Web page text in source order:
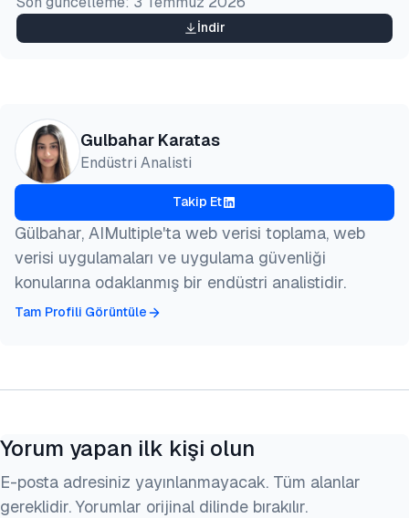
howpublished    = {\url{https://aimultiple.com/
note   = {AIMultiple. Erişim tarihi: 22 Temmuz
İndir
Gulbahar Karatas
Endüstri Analisti
Takip Et
Gülbahar, AIMultiple'ta web verisi toplama, web
verisi uygulamaları ve uygulama güvenliği
konularına odaklanmış bir endüstri analistidir.
Tam Profili Görüntüle
Yorum yapan ilk kişi olun
E-posta adresiniz yayınlanmayacak. Tüm alanlar
gereklidir. Yorumlar orijinal dilinde bırakılır.